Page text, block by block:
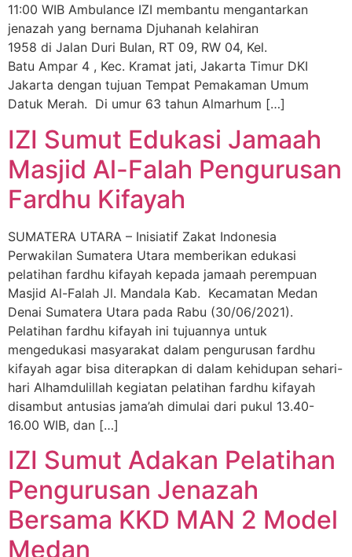
11:00 WIB Ambulance IZI membantu mengantarkan
jenazah yang bernama Djuhanah kelahiran
1958 di Jalan Duri Bulan, RT 09, RW 04, Kel.
Batu Ampar 4 , Kec. Kramat jati, Jakarta Timur DKI
Jakarta dengan tujuan Tempat Pemakaman Umum
Datuk Merah. Di umur 63 tahun Almarhum […]
IZI Sumut Edukasi Jamaah
Masjid Al-Falah Pengurusan
Fardhu Kifayah
SUMATERA UTARA – Inisiatif Zakat Indonesia
Perwakilan Sumatera Utara memberikan edukasi
pelatihan fardhu kifayah kepada jamaah perempuan
Masjid Al-Falah Jl. Mandala Kab. Kecamatan Medan
Denai Sumatera Utara pada Rabu (30/06/2021).
Pelatihan fardhu kifayah ini tujuannya untuk
mengedukasi masyarakat dalam pengurusan fardhu
kifayah agar bisa diterapkan di dalam kehidupan sehari-
hari Alhamdulillah kegiatan pelatihan fardhu kifayah
disambut antusias jama’ah dimulai dari pukul 13.40-
16.00 WIB, dan […]
IZI Sumut Adakan Pelatihan
Pengurusan Jenazah
Bersama KKD MAN 2 Model
Medan